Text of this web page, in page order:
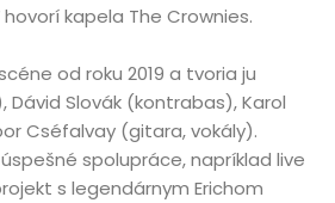
hovorí kapela The Crownies.
od roku 2019 a tvoria ju
Dávid Slovák (kontrabas), Karol
Cséfalvay (gitara, vokály).
spolupráce, napríklad live
s legendárnym Erichom